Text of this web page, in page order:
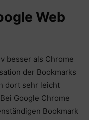
Web
besser als Chrome
der Bookmarks
dort sehr leicht
Google Chrome
Bookmark